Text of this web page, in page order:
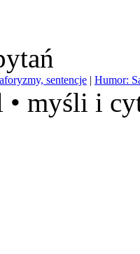
sentencje | Humor:
myśli i